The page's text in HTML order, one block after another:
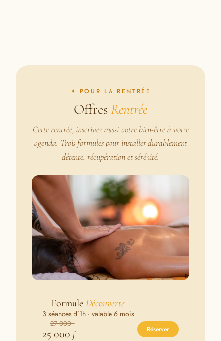
✦ POUR LA RENTRÉE
Offres Rentrée
Cette rentrée, inscrivez aussi votre bien-être à votre
agenda. Trois formules pour installer durablement
détente, récupération et sérénité.
FormuleDécouverte
3 séances d’1h · valable 6 mois
27 000 f
25 000 f
Réserver